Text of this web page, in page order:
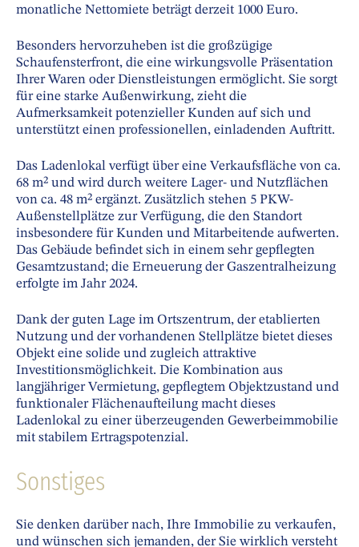
monatliche Nettomiete beträgt derzeit 1000 Euro.
Besonders hervorzuheben ist die großzügige
Schaufensterfront, die eine wirkungsvolle Präsentation
Ihrer Waren oder Dienstleistungen ermöglicht. Sie sorgt
für eine starke Außenwirkung, zieht die
Aufmerksamkeit potenzieller Kunden auf sich und
unterstützt einen professionellen, einladenden Auftritt.
Das Ladenlokal verfügt über eine Verkaufsfläche von ca.
68 m² und wird durch weitere Lager- und Nutzflächen
von ca. 48 m² ergänzt. Zusätzlich stehen 5 PKW-
Außenstellplätze zur Verfügung, die den Standort
insbesondere für Kunden und Mitarbeitende aufwerten.
Das Gebäude befindet sich in einem sehr gepflegten
Gesamtzustand; die Erneuerung der Gaszentralheizung
erfolgte im Jahr 2024.
Dank der guten Lage im Ortszentrum, der etablierten
Nutzung und der vorhandenen Stellplätze bietet dieses
Objekt eine solide und zugleich attraktive
Investitionsmöglichkeit. Die Kombination aus
langjähriger Vermietung, gepflegtem Objektzustand und
funktionaler Flächenaufteilung macht dieses
Ladenlokal zu einer überzeugenden Gewerbeimmobilie
mit stabilem Ertragspotenzial.
Sonstiges
Sie denken darüber nach, Ihre Immobilie zu verkaufen,
und wünschen sich jemanden, der Sie wirklich versteht